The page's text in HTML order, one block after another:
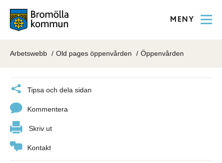
MENY
Arbetswebb Old pages öppenvården Öppenvården
Tipsa och dela sidan
Kommentera
Skriv ut
Kontakt